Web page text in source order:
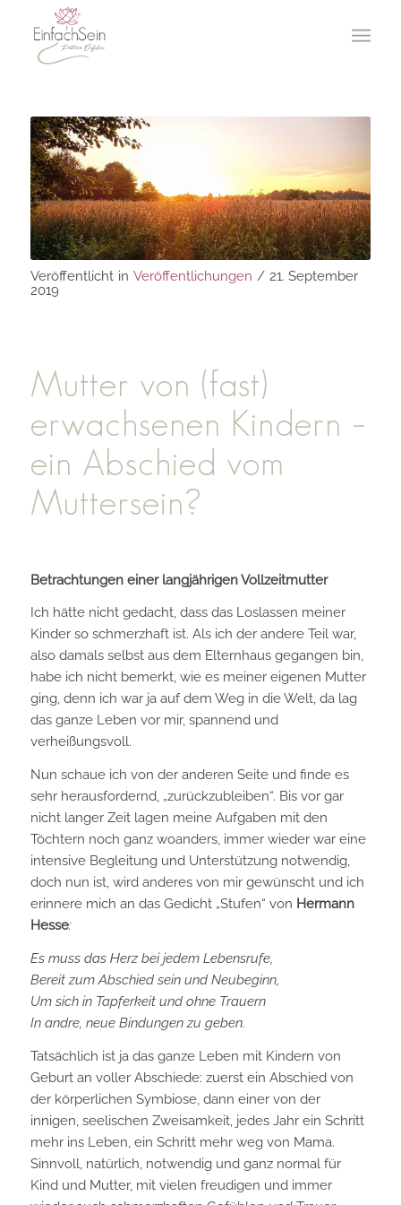
Veröffentlicht in Veröffentlichungen / 21. September
2019
Mutter von (fast)
erwachsenen Kindern –
ein Abschied vom
Muttersein?
Betrachtungen einer langjährigen Vollzeitmutter
Ich hätte nicht gedacht, dass das Loslassen meiner
Kinder so schmerzhaft ist. Als ich der andere Teil war,
also damals selbst aus dem Elternhaus gegangen bin,
habe ich nicht bemerkt, wie es meiner eigenen Mutter
ging, denn ich war ja auf dem Weg in die Welt, da lag
das ganze Leben vor mir, spannend und
verheißungsvoll.
Nun schaue ich von der anderen Seite und finde es
sehr herausfordernd, „zurückzubleiben“. Bis vor gar
nicht langer Zeit lagen meine Aufgaben mit den
Töchtern noch ganz woanders, immer wieder war eine
intensive Begleitung und Unterstützung notwendig,
doch nun ist, wird anderes von mir gewünscht und ich
erinnere mich an das Gedicht „Stufen“ von Hermann
Hesse:
Es muss das Herz bei jedem Lebensrufe,
Bereit zum Abschied sein und Neubeginn,
Um sich in Tapferkeit und ohne Trauern
In andre, neue Bindungen zu geben.
Tatsächlich ist ja das ganze Leben mit Kindern von
Geburt an voller Abschiede: zuerst ein Abschied von
der körperlichen Symbiose, dann einer von der
innigen, seelischen Zweisamkeit, jedes Jahr ein Schritt
mehr ins Leben, ein Schritt mehr weg von Mama.
Sinnvoll, natürlich, notwendig und ganz normal für
Kind und Mutter, mit vielen freudigen und immer